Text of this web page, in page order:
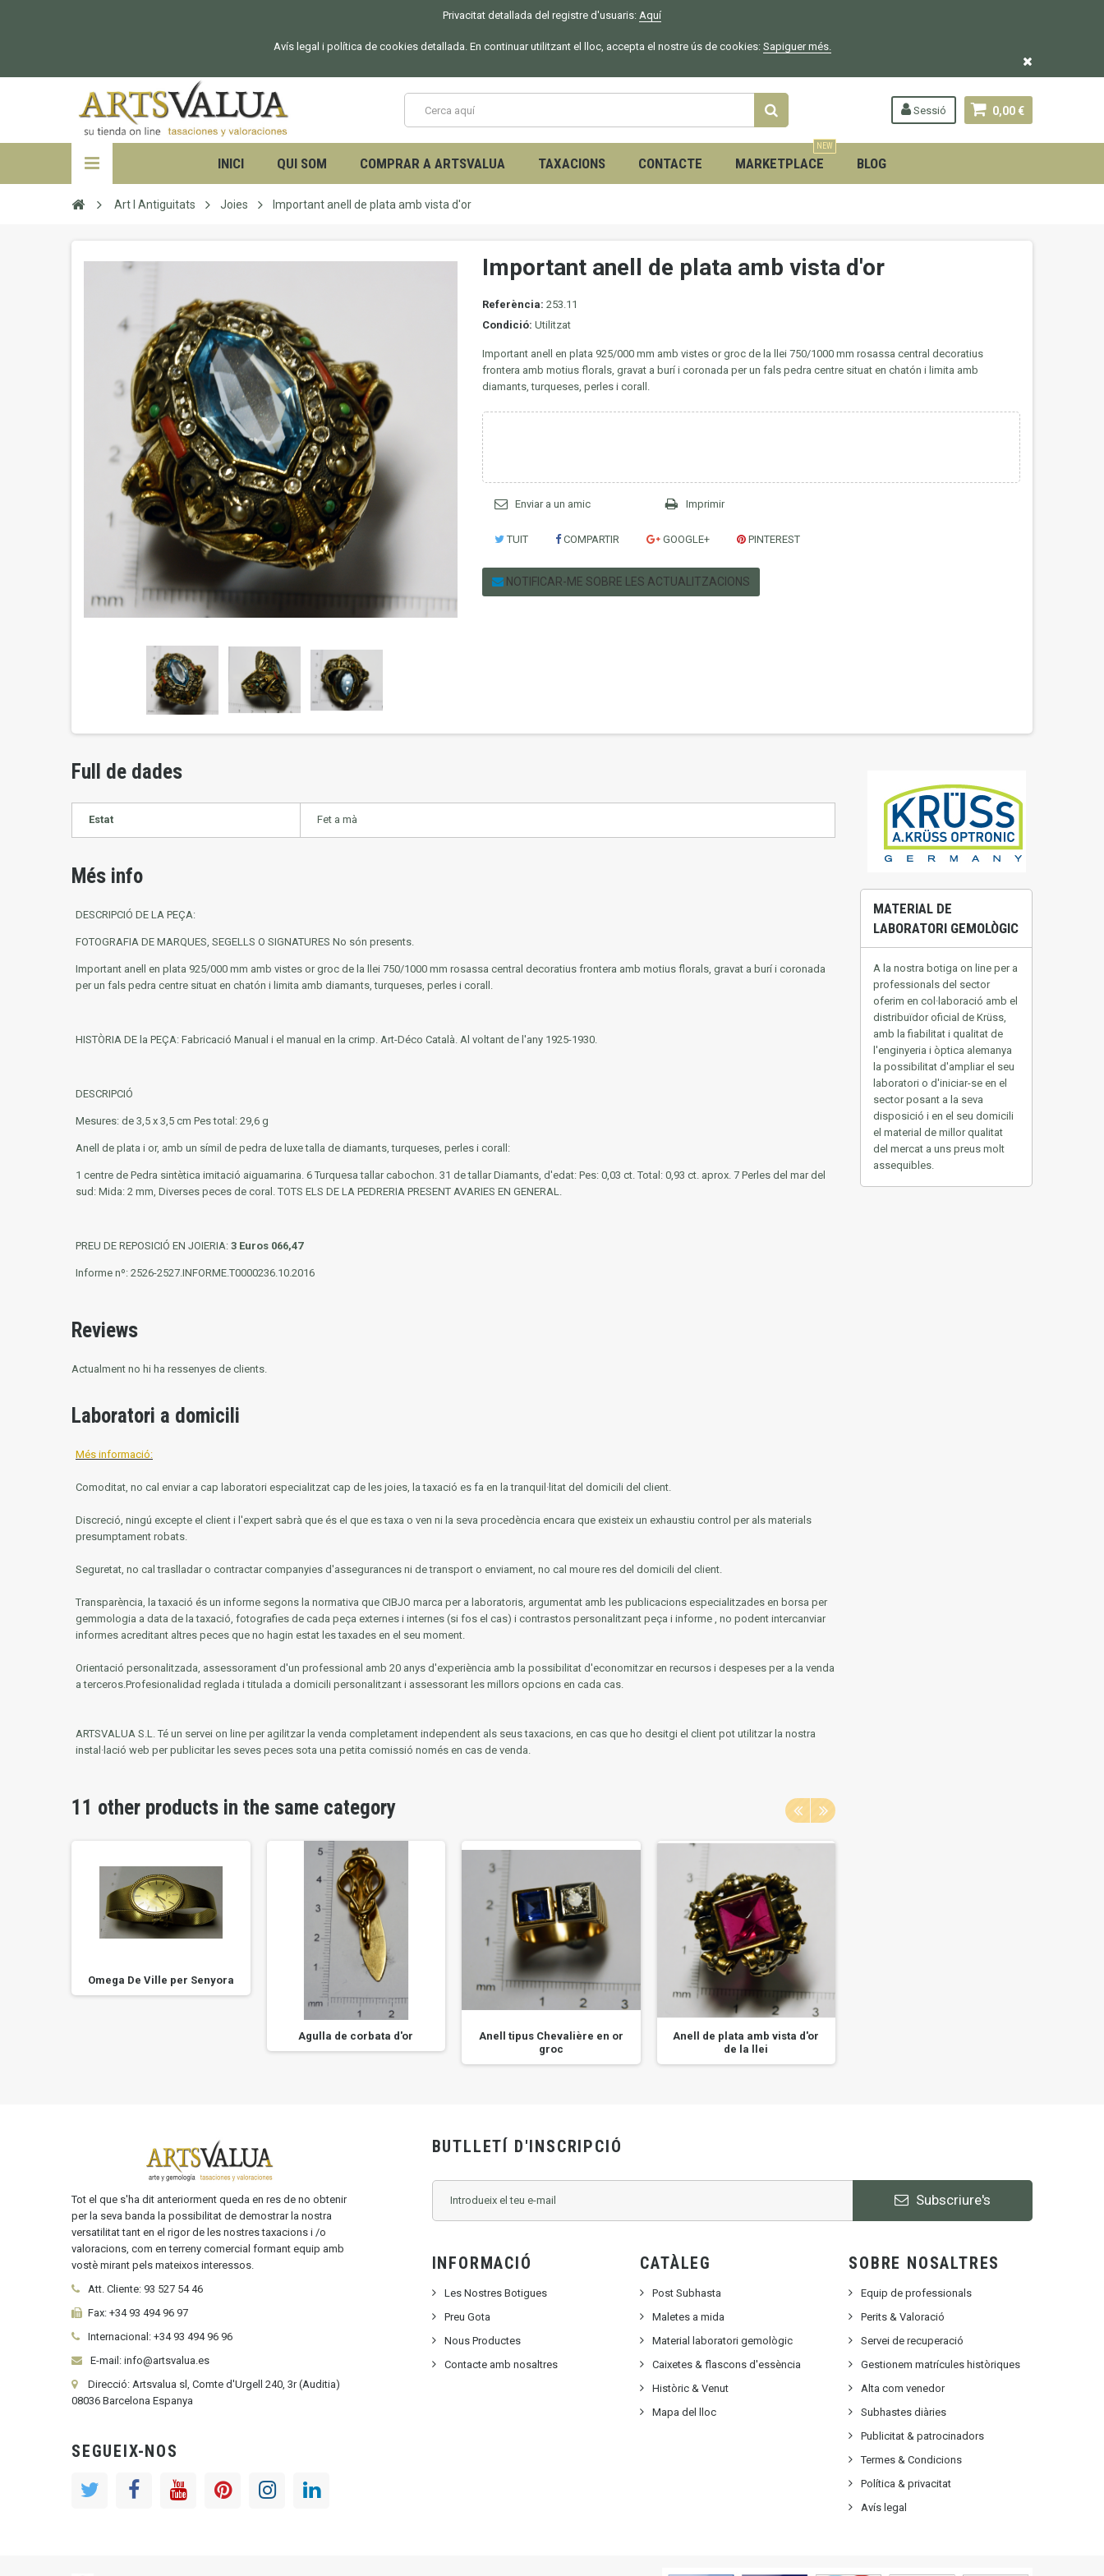
Privacitat detallada del registre d'usuaris: Aquí
Avís legal i política de cookies detallada. En continuar utilitzant el lloc, accepta el nostre ús de cookies: Sapiguer més.
0,00 €
Sessió
INICI QUI SOM COMPRAR A ARTSVALUA TAXACIONS CONTACTE MARKETPLACE
NEW
BLOG
Art I Antiguitats Joies Important anell de plata amb vista d'or
Important anell de plata amb vista d'or
Referència: 253.11
Condició: Utilitzat
Important anell en plata 925/000 mm amb vistes or groc de la llei 750/1000 mm rosassa central decoratius
frontera amb motius florals, gravat a burí i coronada per un fals pedra centre situat en chatón i limita amb
diamants, turqueses, perles i corall.
Enviar a un amic Imprimir
TUIT COMPARTIR GOOGLE+ PINTEREST
NOTIFICAR-ME SOBRE LES ACTUALITZACIONS
Full de dades
Estat Fet a mà
Més info
DESCRIPCIÓ DE LA PEÇA:
FOTOGRAFIA DE MARQUES, SEGELLS O SIGNATURES No són presents.
Important anell en plata 925/000 mm amb vistes or groc de la llei 750/1000 mm rosassa central decoratius frontera amb motius florals, gravat a burí i coronada
per un fals pedra centre situat en chatón i limita amb diamants, turqueses, perles i corall.
HISTÒRIA DE la PEÇA: Fabricació Manual i el manual en la crimp. Art-Déco Català. Al voltant de l'any 1925-1930.
DESCRIPCIÓ
Mesures: de 3,5 x 3,5 cm Pes total: 29,6 g
Anell de plata i or, amb un símil de pedra de luxe talla de diamants, turqueses, perles i corall:
1 centre de Pedra sintètica imitació aiguamarina. 6 Turquesa tallar cabochon. 31 de tallar Diamants, d'edat: Pes: 0,03 ct. Total: 0,93 ct. aprox. 7 Perles del mar del
sud: Mida: 2 mm, Diverses peces de coral. TOTS ELS DE LA PEDRERIA PRESENT AVARIES EN GENERAL.
PREU DE REPOSICIÓ EN JOIERIA: 3 Euros 066,47
Informe nº: 2526-2527.INFORME.T0000236.10.2016
Reviews
Actualment no hi ha ressenyes de clients.
Laboratori a domicili
Més informació:
Comoditat, no cal enviar a cap laboratori especialitzat cap de les joies, la taxació es fa en la tranquil·litat del domicili del client.
Discreció, ningú excepte el client i l'expert sabrà que és el que es taxa o ven ni la seva procedència encara que existeix un exhaustiu control per als materials
presumptament robats.
Seguretat, no cal traslladar o contractar companyies d'assegurances ni de transport o enviament, no cal moure res del domicili del client.
Transparència, la taxació és un informe segons la normativa que CIBJO marca per a laboratoris, argumentat amb les publicacions especialitzades en borsa per
gemmologia a data de la taxació, fotografies de cada peça externes i internes (si fos el cas) i contrastos personalitzant peça i informe , no podent intercanviar
informes acreditant altres peces que no hagin estat les taxades en el seu moment.
Orientació personalitzada, assessorament d'un professional amb 20 anys d'experiència amb la possibilitat d'economitzar en recursos i despeses per a la venda
a terceros.Profesionalidad reglada i titulada a domicili personalitzant i assessorant les millors opcions en cada cas.
ARTSVALUA S.L. Té un servei on line per agilitzar la venda completament independent als seus taxacions, en cas que ho desitgi el client pot utilitzar la nostra
instal·lació web per publicitar les seves peces sota una petita comissió només en cas de venda.
11 other products in the same category
Omega De Ville per Senyora
Agulla de corbata d'or
Anell tipus Chevalière en or
groc
Anell de plata amb vista d'or
de la llei
MATERIAL DE
LABORATORI GEMOLÒGIC
A la nostra botiga on line per a
professionals del sector
oferim en col·laboració amb el
distribuïdor oficial de Krüss,
amb la fiabilitat i qualitat de
l'enginyeria i òptica alemanya
la possibilitat d'ampliar el seu
laboratori o d'iniciar-se en el
sector posant a la seva
disposició i en el seu domicili
el material de millor qualitat
del mercat a uns preus molt
assequibles.
Tot el que s'ha dit anteriorment queda en res de no obtenir
per la seva banda la possibilitat de demostrar la nostra
versatilitat tant en el rigor de les nostres taxacions i /o
valoracions, com en terreny comercial formant equip amb
vostè mirant pels mateixos interessos.
Att. Cliente: 93 527 54 46
Fax: +34 93 494 96 97
Internacional: +34 93 494 96 96
E-mail: info@artsvalua.es
Direcció: Artsvalua sl, Comte d'Urgell 240, 3r (Auditia)
08036 Barcelona Espanya
SEGUEIX-NOS
BUTLLETÍ D'INSCRIPCIÓ
Subscriure's
INFORMACIÓ
Les Nostres Botigues
Preu Gota
Nous Productes
Contacte amb nosaltres
CATÀLEG
Post Subhasta
Maletes a mida
Material laboratori gemològic
Caixetes & flascons d'essència
Històric & Venut
Mapa del lloc
SOBRE NOSALTRES
Equip de professionals
Perits & Valoració
Servei de recuperació
Gestionem matrícules històriques
Alta com venedor
Subhastes diàries
Publicitat & patrocinadors
Termes & Condicions
Política & privacitat
Avís legal